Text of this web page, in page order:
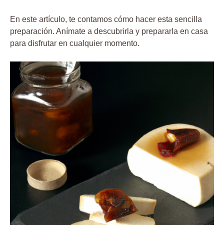
En este artículo, te contamos cómo hacer esta sencilla
preparación. Anímate a descubrirla y prepararla en casa
para disfrutar en cualquier momento.